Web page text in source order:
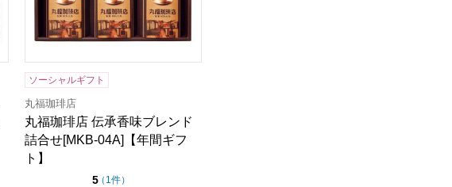
ソーシャルギフト
丸福珈琲店
丸福珈琲店 伝承香味ブレンド
詰合せ[MKB-04A]【年間ギフ
ト】
5点（5点満点中）
（ 1件の評価
）